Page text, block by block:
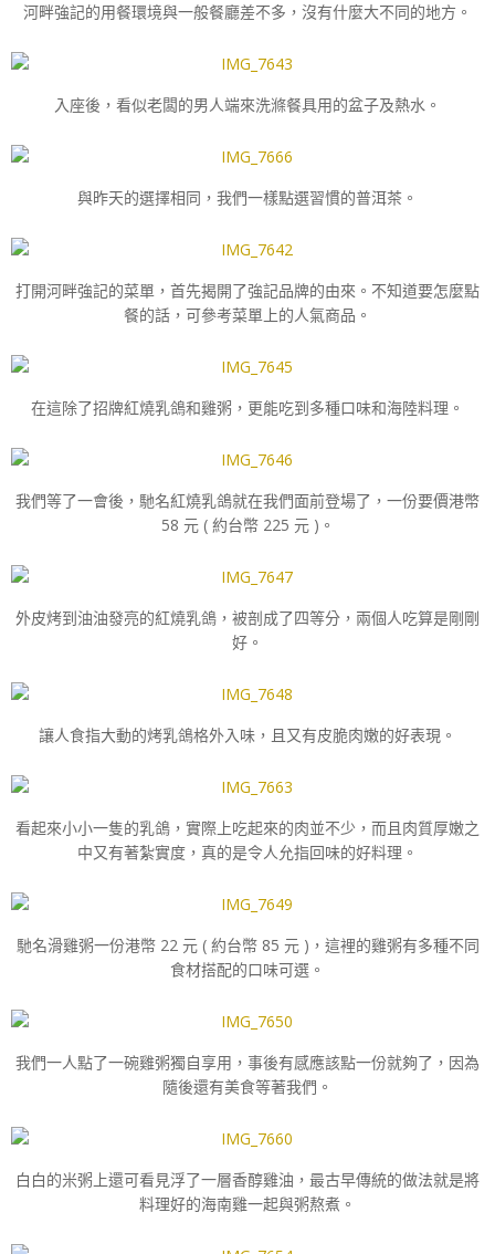
河畔強記的用餐環境與一般餐廳差不多，沒有什麼大不同的地方。
入座後，看似老闆的男人端來洗滌餐具用的盆子及熱水。
與昨天的選擇相同，我們一樣點選習慣的普洱茶。
打開河畔強記的菜單，首先揭開了強記品牌的由來。不知道要怎麼點
餐的話，可參考菜單上的人氣商品。
在這除了招牌紅燒乳鴿和雞粥，更能吃到多種口味和海陸料理。
我們等了一會後，馳名紅燒乳鴿就在我們面前登場了，一份要價港幣
58 元 ( 約台幣 225 元 )。
外皮烤到油油發亮的紅燒乳鴿，被剖成了四等分，兩個人吃算是剛剛
好。
讓人食指大動的烤乳鴿格外入味，且又有皮脆肉嫩的好表現。
看起來小小一隻的乳鴿，實際上吃起來的肉並不少，而且肉質厚嫩之
中又有著紮實度，真的是令人允指回味的好料理。
馳名滑雞粥一份港幣 22 元 ( 約台幣 85 元 )，這裡的雞粥有多種不同
食材搭配的口味可選。
我們一人點了一碗雞粥獨自享用，事後有感應該點一份就夠了，因為
隨後還有美食等著我們。
白白的米粥上還可看見浮了一層香醇雞油，最古早傳統的做法就是將
料理好的海南雞一起與粥熬煮。